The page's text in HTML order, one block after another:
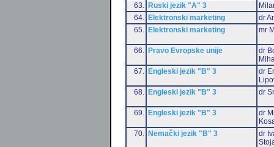
63. Ruski jezik "A" 3
64.
Elektronski marketing
dr
65.
Elektronski marketing mr
66. Pravo Evropske unije
dr
67.
Engleski jezik "B" 3
dr
68.
Engleski jezik "B" 3 dr
69. Engleski jezik "B" 3
dr
70.
Nemački jezik "B" 3
dr